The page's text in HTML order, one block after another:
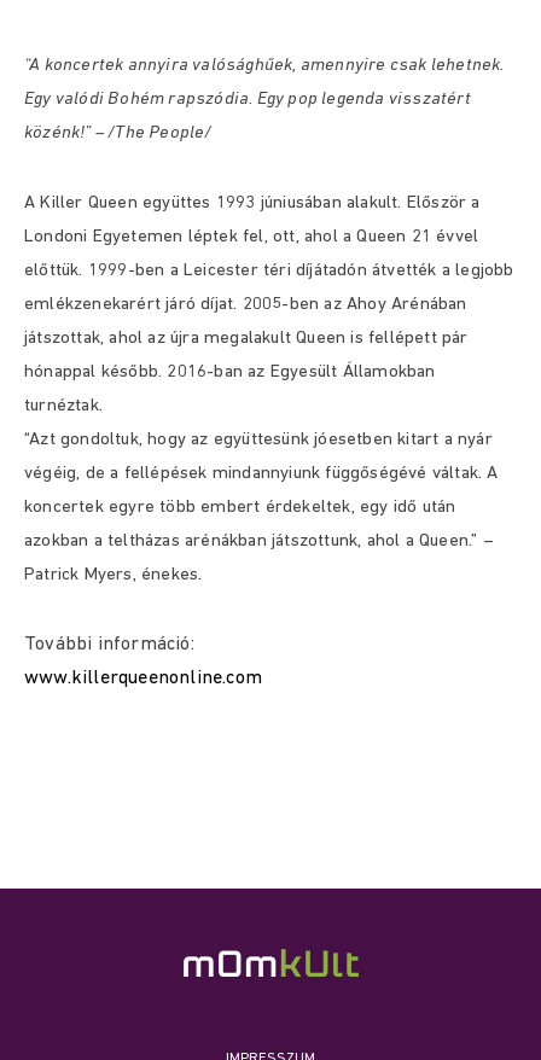
“A koncertek annyira valósághűek, amennyire csak lehetnek.
Egy valódi Bohém rapszódia. Egy pop legenda visszatért
közénk!” – /The People/
A Killer Queen együttes 1993 júniusában alakult. Először a
Londoni Egyetemen léptek fel, ott, ahol a Queen 21 évvel
előttük. 1999-ben a Leicester téri díjátadón átvették a legjobb
emlékzenekarért járó díjat. 2005-ben az Ahoy Arénában
játszottak, ahol az újra megalakult Queen is fellépett pár
hónappal később. 2016-ban az Egyesült Államokban
turnéztak.
“Azt gondoltuk, hogy az együttesünk jóesetben kitart a nyár
végéig, de a fellépések mindannyiunk függőségévé váltak. A
koncertek egyre több embert érdekeltek, egy idő után
azokban a teltházas arénákban játszottunk, ahol a Queen.” –
Patrick Myers, énekes.
További információ:
www.killerqueenonline.com